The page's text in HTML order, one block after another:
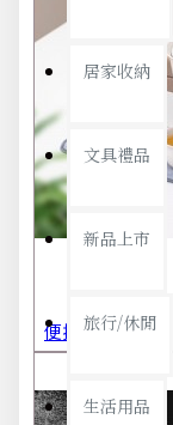
居家收納
文具禮品
新品上市
旅行/休閒
生活用品
便攜旅行茶具組 茶杯 茶壺 陶瓷杯 泡茶組 茶具套裝 伴手禮 禮盒 禮品